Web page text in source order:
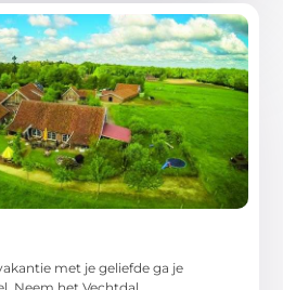
met je geliefde ga je